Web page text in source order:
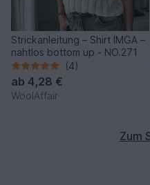
Strickanleitung – Shirt IMGA –
nahtlos bottom up - NO.271
(4)
ab 4,28 €
WoolAffair
Zum